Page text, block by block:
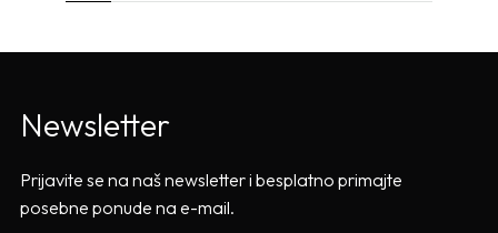
Newsletter
Prijavite se na naš newsletter i besplatno primajte
posebne ponude na e-mail.